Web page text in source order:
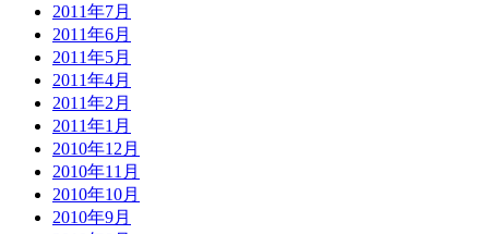
2011年7月
2011年6月
2011年5月
2011年4月
2011年2月
2011年1月
2010年12月
2010年11月
2010年10月
2010年9月